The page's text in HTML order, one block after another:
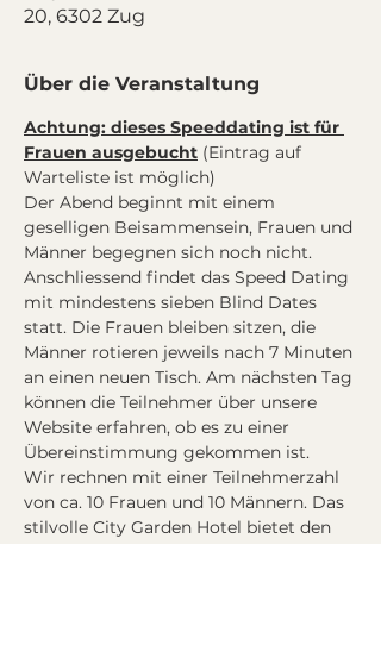
20, 6302 Zug
Über die Veranstaltung
Achtung: dieses Speeddating ist für
Frauen ausgebucht (Eintrag auf
Warteliste ist möglich)
Der Abend beginnt mit einem
geselligen Beisammensein, Frauen und
Männer begegnen sich noch nicht.
Anschliessend findet das Speed Dating
mit mindestens sieben Blind Dates
statt. Die Frauen bleiben sitzen, die
Männer rotieren jeweils nach 7 Minuten
an einen neuen Tisch. Am nächsten Tag
können die Teilnehmer über unsere
Website erfahren, ob es zu einer
Übereinstimmung gekommen ist.
Wir rechnen mit einer Teilnehmerzahl
von ca. 10 Frauen und 10 Männern. Das
stilvolle City Garden Hotel bietet den